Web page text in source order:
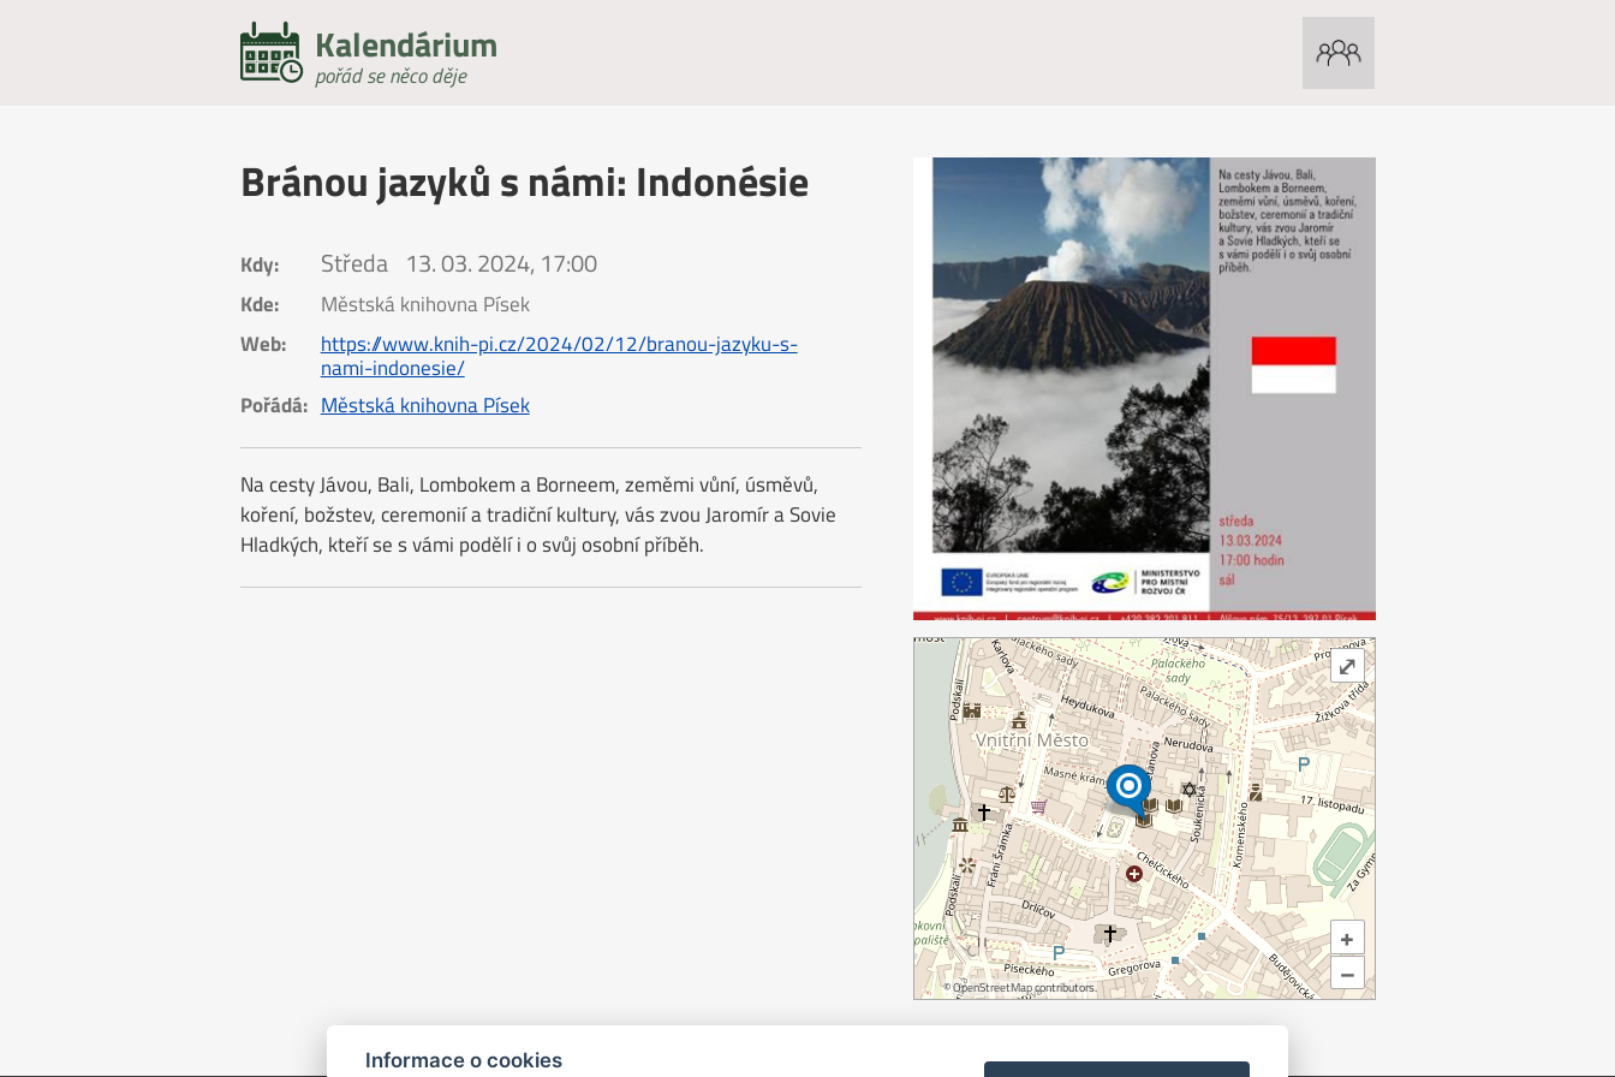
Kalendárium
pořád se něco děje
Bránou jazyků s námi: Indonésie
Kdy: Středa 13. 03. 2024, 17:00
Kde:
Městská knihovna Písek
Web:
https://www.knih-pi.cz/2024/02/12/branou-jazyku-s-
nami-indonesie/
Pořádá: Městská knihovna Písek
Na cesty Jávou, Bali, Lombokem a Borneem, zeměmi vůní, úsměvů,
koření, božstev, ceremonií a tradiční kultury, vás zvou Jaromír a Sovie
Hladkých, kteří se s vámi podělí i o svůj osobní příběh.
+
–
©OpenStreetMapcontributors.
⤢
Informace o cookies